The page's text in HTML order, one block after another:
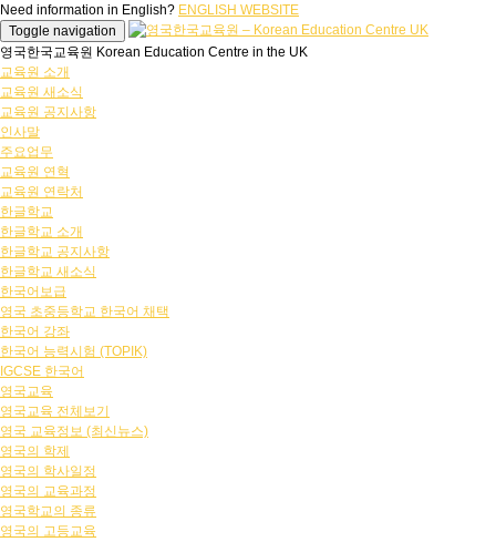
Need information in English? ENGLISH WEBSITE
Toggle navigation
영국한국교육원 Korean Education Centre in the UK
교육원 소개
교육원 새소식
교육원 공지사항
인사말
주요업무
교육원 연혁
교육원 연락처
한글학교
한글학교 소개
한글학교 공지사항
한글학교 새소식
한국어보급
영국 초중등학교 한국어 채택
한국어 강좌
한국어 능력시험 (TOPIK)
IGCSE 한국어
영국교육
영국교육 전체보기
영국 교육정보 (최신뉴스)
영국의 학제
영국의 학사일정
영국의 교육과정
영국학교의 종류
영국의 고등교육